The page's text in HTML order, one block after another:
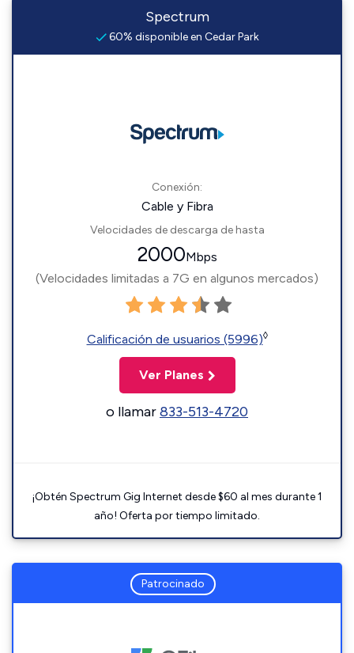
Spectrum
60% disponible en Cedar Park
Conexión:
Cable y Fibra
Velocidades de descarga de hasta
2000Mbps
(Velocidades limitadas a 7G en algunos mercados)
Calificación de usuarios (5996)◊
Ver Planes
o llamar833-513-4720
¡Obtén Spectrum Gig Internet desde $60 al mes durante 1
año! Oferta por tiempo limitado.
Patrocinado